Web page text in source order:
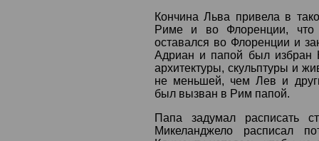
Кончина Льва привела в
Риме и во Флоренции, что
оставался во Флоренции и
Адриан и папой был избран
архитектуры, скульптуры и
не меньшей, чем Лев и
был вызван в Рим папой.
Папа задумал расписать
Микеланджело расписал